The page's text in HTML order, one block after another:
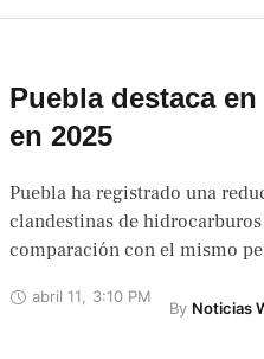
Puebla destaca
en 2025
Puebla ha registrado una
clandestinas de
comparación con el mismo
abril 11 3:10 PM
By Noticias